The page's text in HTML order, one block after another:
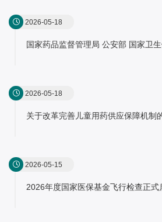
2026-05-18
国家药品监督管理局 公安部 国家卫生
2026-05-18
关于改革完善儿童用药供应保障机制
2026-05-15
2026年度国家医保基金飞行检查正式